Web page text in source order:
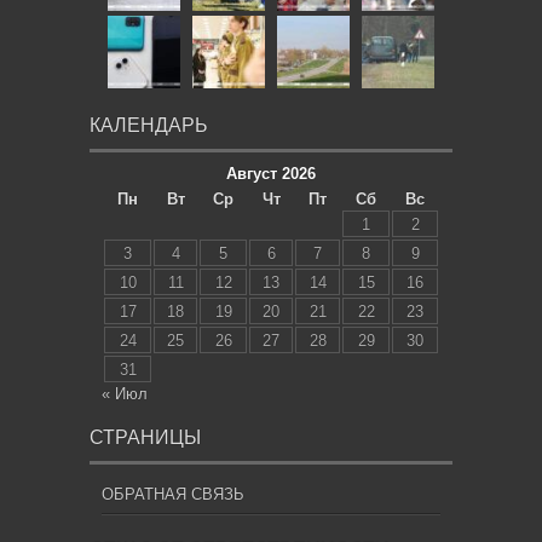
КАЛЕНДАРЬ
Август 2026
Пн
Вт Ср Чт Пт Сб
Вс
1
2
3
4 5 6 7 8
9
10
11 12 13 14 15
16
17
18 19 20 21 22
23
24
25 26 27 28 29
30
31
« Июл
СТРАНИЦЫ
ОБРАТНАЯ СВЯЗЬ